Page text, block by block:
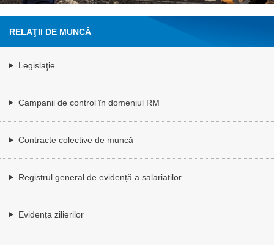
RELAŢII DE MUNCĂ
Legislaţie
Campanii de control în domeniul RM
Contracte colective de muncă
Registrul general de evidență a salariaților
Evidența zilierilor